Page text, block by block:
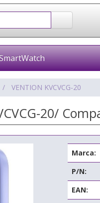
VENTION KVCVCG-20
20/
Marca:
P/N:
EAN: